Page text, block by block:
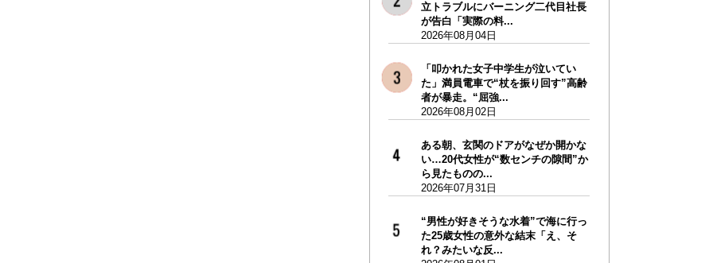
立トラブルにバーニング二代目社長
が告白「実際の料...
2026年08月04日
「叩かれた女子中学生が泣いてい
た」満員電車で“杖を振り回す”高齢
者が暴走。“屈強...
2026年08月02日
ある朝、玄関のドアがなぜか開かな
い…20代女性が“数センチの隙間”か
ら見たものの...
2026年07月31日
“男性が好きそうな水着”で海に行っ
た25歳女性の意外な結末「え、そ
れ？みたいな反...